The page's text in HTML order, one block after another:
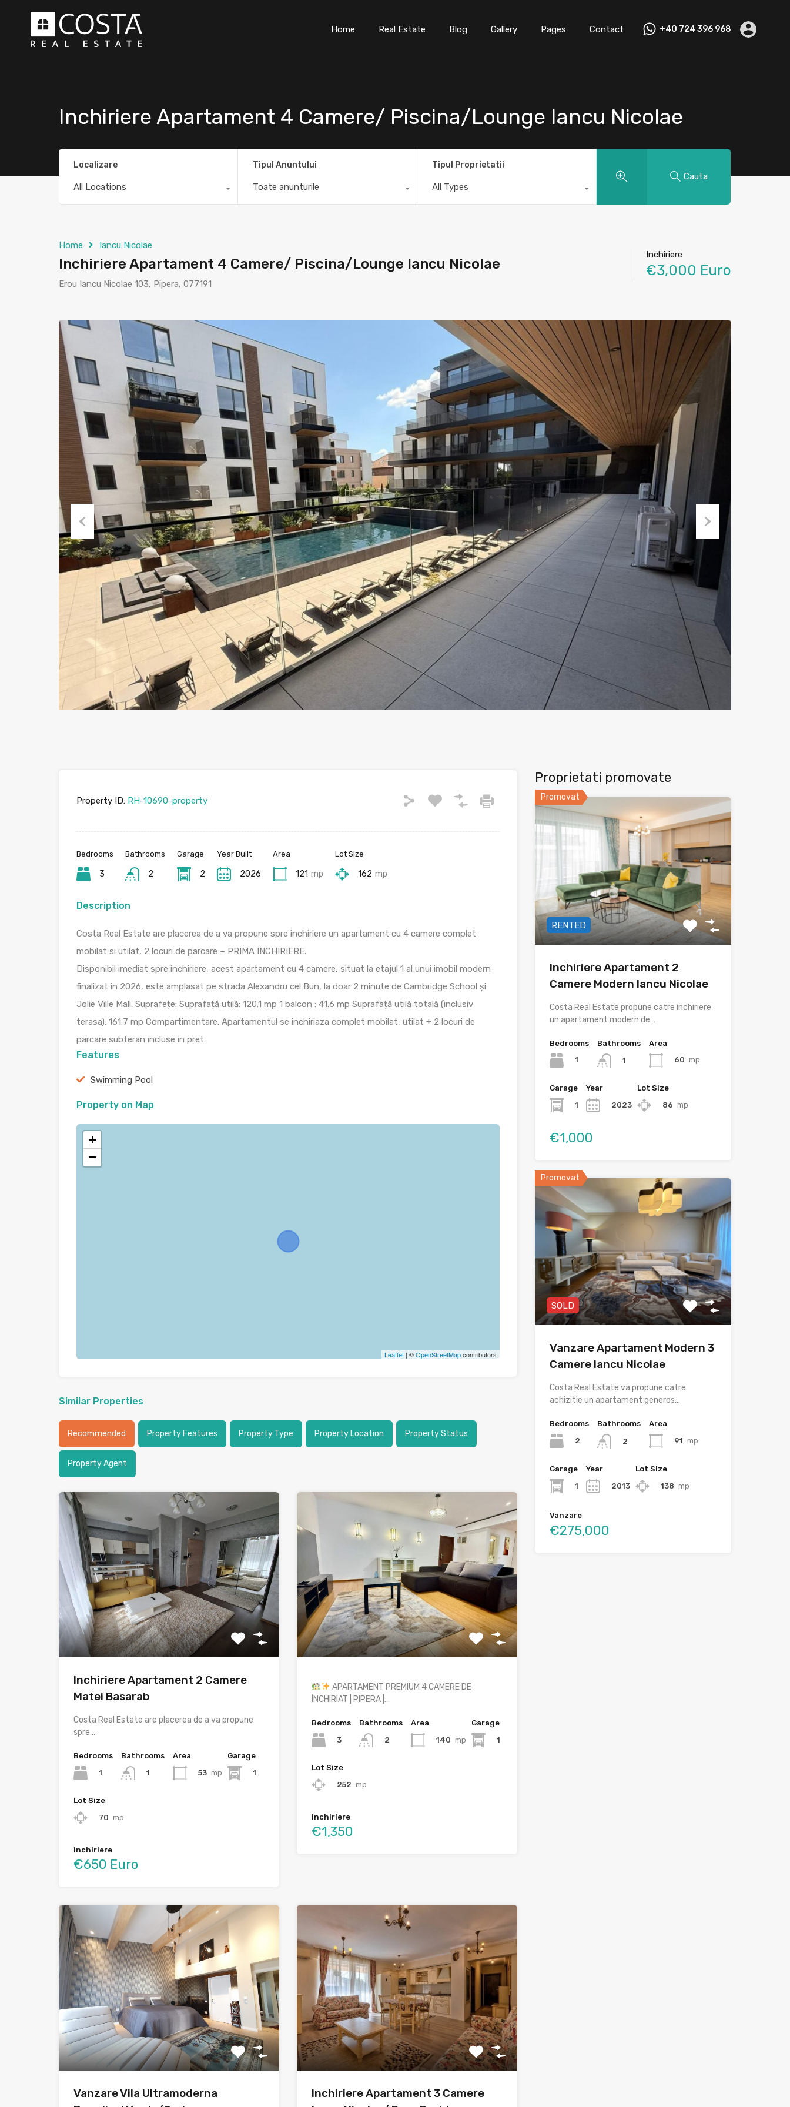
Home Real Estate Blog Gallery Pages Contact +40 724 396 968
Inchiriere Apartament 4 Camere/ Piscina/Lounge Iancu Nicolae
Localizare
All Locations
Tipul Anuntului
Toate anunturile
Tipul Proprietatii
All Types
Cauta
Home Iancu Nicolae
Inchiriere Apartament 4 Camere/ Piscina/Lounge Iancu Nicolae
Erou Iancu Nicolae 103, Pipera, 077191
Inchiriere
€3,000 Euro
Previous Next
Property ID: RH-10690-property
Bedrooms
3
Bathrooms
2
Garage
2
Year Built
2026
Area
121 mp
Lot Size
162 mp
Description
Costa Real Estate are placerea de a va propune spre inchiriere un apartament cu 4 camere complet
mobilat si utilat, 2 locuri de parcare – PRIMA INCHIRIERE.
Disponibil imediat spre inchiriere, acest apartament cu 4 camere, situat la etajul 1 al unui imobil modern
finalizat în 2026, este amplasat pe strada Alexandru cel Bun, la doar 2 minute de Cambridge School și
Jolie Ville Mall. Suprafețe: Suprafață utilă: 120.1 mp 1 balcon : 41.6 mp Suprafață utilă totală (inclusiv
terasa): 161.7 mp Compartimentare. Apartamentul se inchiriaza complet mobilat, utilat + 2 locuri de
parcare subteran incluse in pret.
Features
Swimming Pool
Property on Map
+
−
Leaflet| ©OpenStreetMapcontributors
Similar Properties
Recommended Property Features Property Type Property Location Property Status
Property Agent
Inchiriere Apartament 2 Camere
Matei Basarab
Costa Real Estate are placerea de a va propune
spre…
Bedrooms
1
Bathrooms
1
Area
53 mp
Garage
1
Lot Size
70 mp
Inchiriere
€650 Euro
APARTAMENT PREMIUM 4 CAMERE DE
ÎNCHIRIAT | PIPERA |…
Bedrooms
3
Bathrooms
2
Area
140 mp
Garage
1
Lot Size
252 mp
Inchiriere
€1,350
Vanzare Vila Ultramoderna
Inchiriere Apartament 3 Camere
Proprietati promovate
Promovat
RENTED
Inchiriere Apartament 2
Camere Modern Iancu Nicolae
Costa Real Estate propune catre inchiriere
un apartament modern de…
Bedrooms
1
Bathrooms
1
Area
60 mp
Garage
1
Year
2023
Lot Size
86 mp
€1,000
Promovat
SOLD
Vanzare Apartament Modern 3
Camere Iancu Nicolae
Costa Real Estate va propune catre
achizitie un apartament generos…
Bedrooms
2
Bathrooms
2
Area
91 mp
Garage
1
Year
2013
Lot Size
138 mp
Vanzare
€275,000